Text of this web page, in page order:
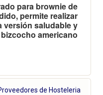
para brownie de
permite realizar
versión saludable y
americano
de Hosteleria